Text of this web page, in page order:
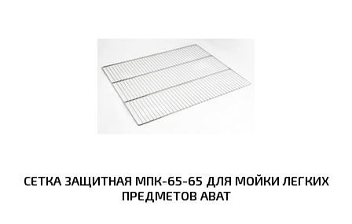
СЕТКА ЗАЩИТНАЯ МПК-65-65 ДЛЯ МОЙКИ ЛЕГКИХ
ПРЕДМЕТОВ ABAT